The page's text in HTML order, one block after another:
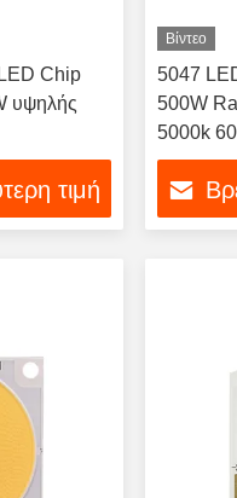
Chip
υψηλής
τιμή
Βίντεο
5047
500W
5000k